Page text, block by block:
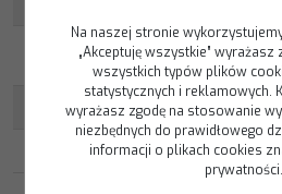
WYKOŃCZENIE:
NOŚNOŚĆ FELGI W KG:
GNIAZDO MOCOWANIA:
Na naszej stronie
„Akceptuję wszystkie”
wszystkich typów plików
statystycznych i reklamowych.
wyrażasz zgodę na stosowanie
niezbędnych do prawidłowego
informacji o plikach cookies
prywatności.